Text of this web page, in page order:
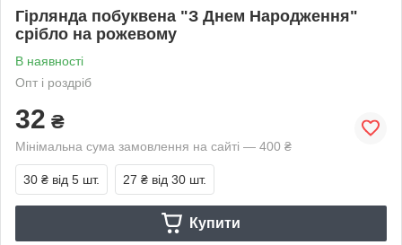
Гірлянда побуквена "З Днем Народження"
срібло на рожевому
В наявності
Опт і роздріб
32 ₴
Мінімальна сума замовлення на сайті — 400 ₴
30 ₴ від 5 шт. 27 ₴ від 30 шт.
Купити